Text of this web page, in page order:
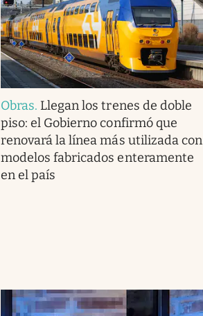
Obras. Llegan los trenes de doble
piso: el Gobierno confirmó que
renovará la línea más utilizada con
modelos fabricados enteramente
en el país